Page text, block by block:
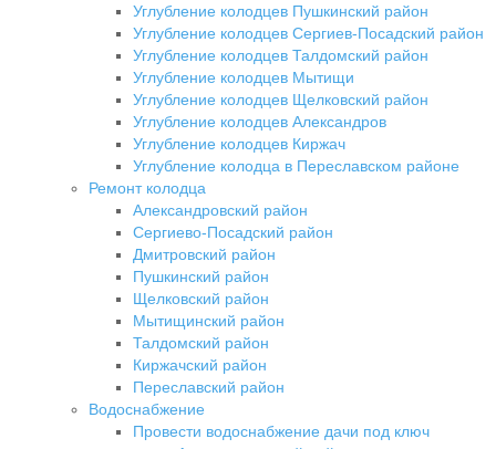
Углубление колодцев Пушкинский район
Углубление колодцев Сергиев-Посадский район
Углубление колодцев Талдомский район
Углубление колодцев Мытищи
Углубление колодцев Щелковский район
Углубление колодцев Александров
Углубление колодцев Киржач
Углубление колодца в Переславском районе
Ремонт колодца
Александровский район
Сергиево-Посадский район
Дмитровский район
Пушкинский район
Щелковский район
Мытищинский район
Талдомский район
Киржачский район
Переславский район
Водоснабжение
Провести водоснабжение дачи под ключ